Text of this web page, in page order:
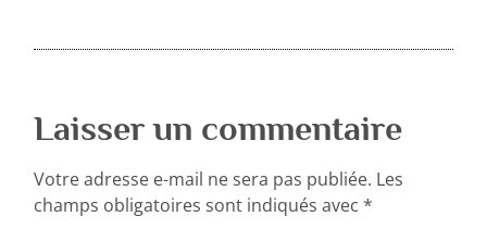
Laisser un commentaire
Votre adresse e-mail ne sera pas publiée. Les
champs obligatoires sont indiqués avec*